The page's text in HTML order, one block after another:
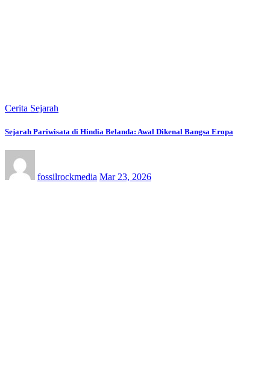
Cerita Sejarah
Sejarah Pariwisata di Hindia Belanda: Awal Dikenal Bangsa Eropa
fossilrockmedia Mar 23, 2026